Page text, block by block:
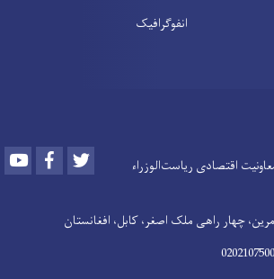
انفوګرافیک
اقتصادی ریاست‌الوزراء Youtube Facebook
چهار راهی ملک اصغر، کابل، افغانستان